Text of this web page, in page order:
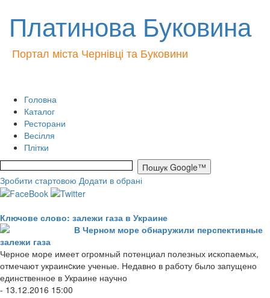
Платинова Буковина
Портал міста Чернівці та Буковини
Головна
Каталог
Ресторани
Весілля
Плітки
Зробити стартовою Додати в обрані
Ключове слово: залежи газа в Украине
В Черном море обнаружили перспективные
залежи газа
Черное море имеет огромный потенциал полезных ископаемых,
отмечают украинcкие ученые. Недавно в работу было запущено
единственное в Украине научно
- 13.12.2016 15:00